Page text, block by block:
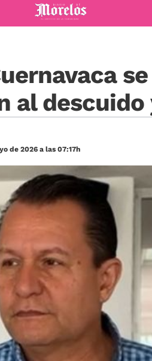
Diario de Morelos
al descuido
de 2026 a las 07:17h